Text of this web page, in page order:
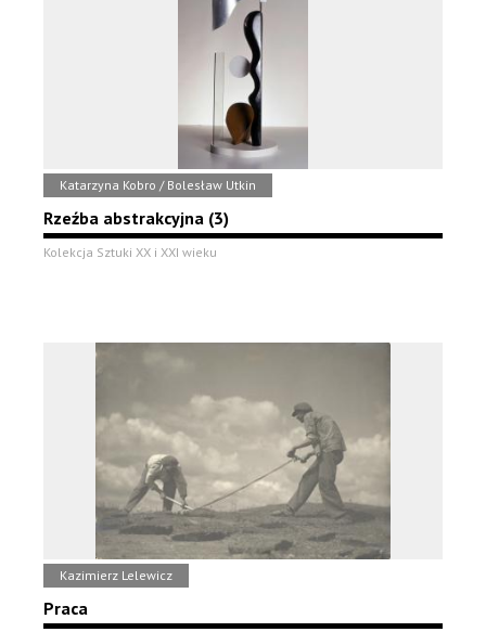
Katarzyna Kobro / Bolesław Utkin
Rzeźba abstrakcyjna (3)
Kolekcja Sztuki XX i XXI wieku
Kazimierz Lelewicz
Praca